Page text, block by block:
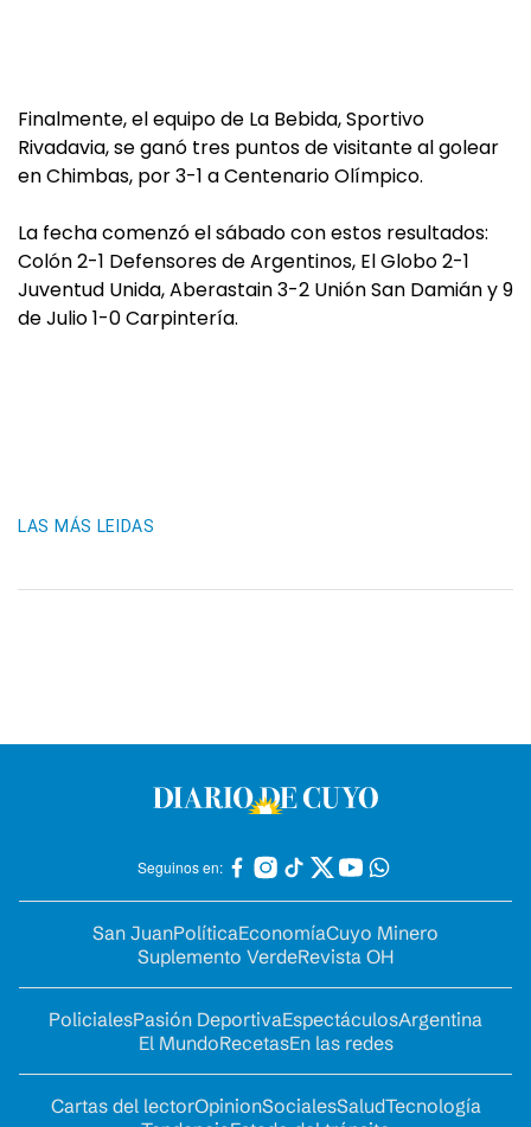
Finalmente, el equipo de La Bebida, Sportivo
Rivadavia, se ganó tres puntos de visitante al golear
en Chimbas, por 3-1 a Centenario Olímpico.
La fecha comenzó el sábado con estos resultados:
Colón 2-1 Defensores de Argentinos, El Globo 2-1
Juventud Unida, Aberastain 3-2 Unión San Damián y 9
de Julio 1-0 Carpintería.
LAS MÁS LEIDAS
Seguinos en:
San JuanPolíticaEconomíaCuyo Minero
Suplemento VerdeRevista OH
PolicialesPasión DeportivaEspectáculosArgentina
El MundoRecetasEn las redes
Cartas del lectorOpinionSocialesSaludTecnología